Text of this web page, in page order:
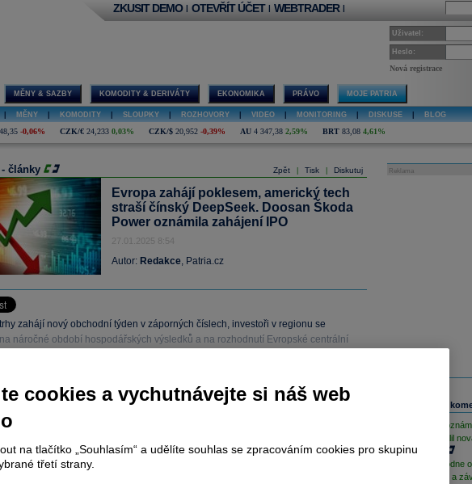
ZKUSIT DEMO | OTEVŘÍT ÚČET | WEBTRADER |
Uživatel:
Heslo:
Nová registrace
MĚNY & SAZBY KOMODITY & DERIVÁTY EKONOMIKA PRÁVO MOJE PATRIA
MĚNY KOMODITY SLOUPKY ROZHOVORY VIDEO MONITORING DISKUSE BLOG
-0,06% CZK/€ 24,233 0,03% CZK/$ 20,952 -0,39% AU 4 347,38 2,59% BRT 83,08 4,61%
Zpět Tisk Diskutuj
- články
Evropa zahájí poklesem, americký tech
straší čínský DeepSeek. Doosan Škoda
Power oznámila zahájení IPO
27.01.2025 8:54
Autor: Redakce, Patria.cz
zahájí nový obchodní týden v záporných číslech, investoři v regionu se
náročné období hospodářských výsledků a na rozhodnutí Evropské centrální
článku je dostupné jen klientům placených služeb
služeb, potom je nutné sePřihlásit.
Reklama
Související
Výsledky
Trump uvalil
opatrně
ČNB rozhodne
sledují Írán a
cookies a vychutnávejte si náš web
na tlačítko „Souhlasím“ a udělíte souhlas se zpracováním cookies pro skupinu
třetí strany.